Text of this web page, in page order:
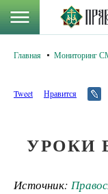
Главная Мониторинг
Tweet Нравится
УРОКИ
Источник: